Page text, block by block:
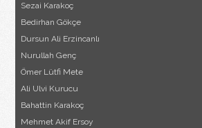
Sezai Karakoç
Bedirhan Gökçe
Dursun Ali Erzincanlı
Nurullah Genç
Ömer Lütfi Mete
Ali Ulvi Kurucu
Bahattin Karakoç
Mehmet Akif Ersoy